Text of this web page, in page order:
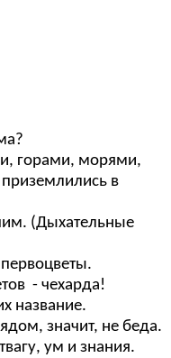
горами, морями,
в
(Дыхательные
не беда.
и знания.